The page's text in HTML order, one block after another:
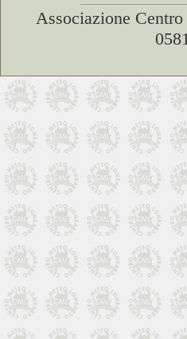
Associazione